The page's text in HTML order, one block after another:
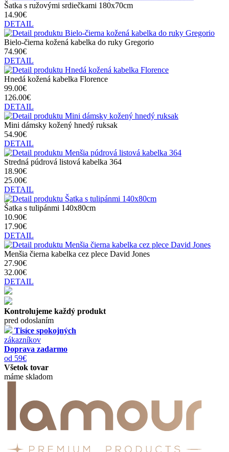
Šatka s ružovými srdiečkami 180x70cm
14.90€
DETAIL
Bielo-čierna kožená kabelka do ruky Gregorio
74.90€
DETAIL
Hnedá kožená kabelka Florence
99.00€
126.00€
DETAIL
Mini dámsky kožený hnedý ruksak
54.90€
DETAIL
Stredná púdrová listová kabelka 364
18.90€
25.00€
DETAIL
Šatka s tulipánmi 140x80cm
10.90€
17.90€
DETAIL
Menšia čierna kabelka cez plece David Jones
27.90€
32.00€
DETAIL
Kontrolujeme každý produkt
pred odoslaním
Tisíce spokojných
zákazníkov
Doprava zadarmo
od 59€
Všetok tovar
máme skladom